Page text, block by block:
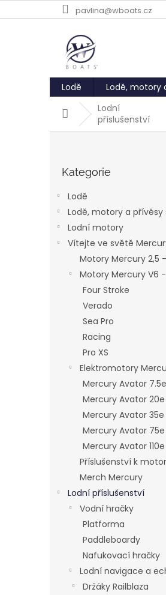
na
pavlina@wboats.cz
Lodě Lodě, motory
DomůLodní
příslušenství
kategorie
Kategorie
Lodě
Lodě, motory a přívěsy
Lodní motory
Vítejte ve světě
Motory Mercury 2,5 -
Motory Mercury V6 -
Four Stroke
Verado
Sea Pro
Racing
Pro XS
Elektromotory
Mercury Avator 7.5e
Mercury Avator 20e
Mercury Avator 35e
Mercury Avator 75e
Mercury Avator 110e
Příslušenství k
Merch Mercury
Lodní příslušenství
Vodní hračky
Platforma
Paddleboardy
Nafukovací hračky
Lodní navigace a
Držáky Railblaza